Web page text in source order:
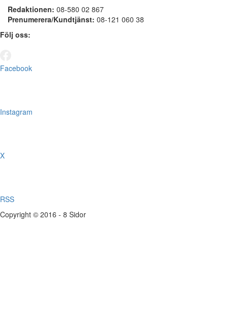
Redaktionen: 08-580 02 867
Prenumerera/Kundtjänst: 08-121 060 38
Följ oss:
Facebook
Instagram
X
RSS
Copyright © 2016 - 8 Sidor